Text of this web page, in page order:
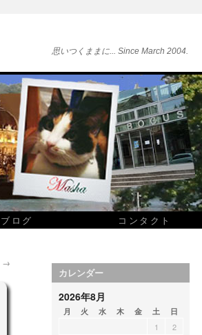
思いつくままに... Since March 2004.
ブログ コンタクト
→
カレンダー
2026年8月
月 火 水 木 金 土 日
1
2